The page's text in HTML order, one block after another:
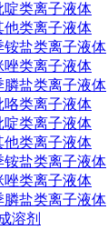
啶类离子液体
他类离子液体
铵盐类离子液体
唑类离子液体
膦盐类离子液体
咯类离子液体
啶类离子液体
他类离子液体
铵盐类离子液体
唑类离子液体
膦盐类离子液体
溶剂